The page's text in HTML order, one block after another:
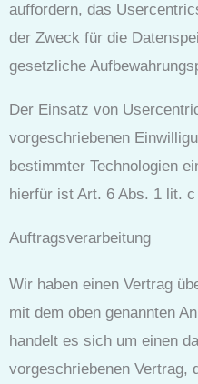
auffordern, das
der Zweck für die
gesetzliche
Der Einsatz von
vorgeschriebenen
bestimmter Technologien
hierfür ist Art. 6 Abs. 1 lit. c
Auftragsverarbeitung
Wir haben einen Vertrag
mit dem oben genannten
handelt es sich um einen
vorgeschriebenen Vertrag,